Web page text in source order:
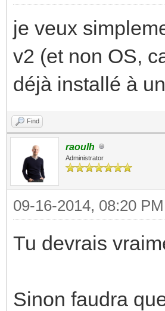
je veux
v2 (et non OS,
déjà installé à
Find
raoulh
Administrator
09-16-2014, 08:20 PM
Tu devrais
Sinon faudra